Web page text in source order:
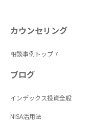
カウンセリング
相談事例トップ７
ブログ
インデックス投資全般
NISA活用法